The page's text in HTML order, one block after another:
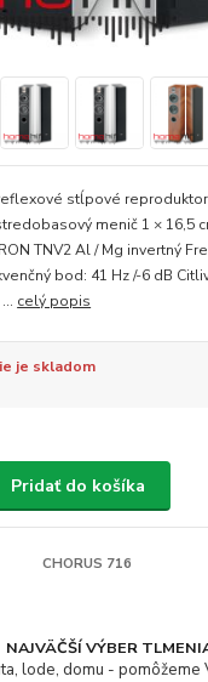
stĺpové
menič 1 × 16,5
TNV2 Al / Mg invertný
bod: 41 Hz /-6 dB
celý popis
je skladom
Pridať do košíka
CHORUS 716
NAJVÄČŠÍ VÝBER
lode, domu - pomôžeme